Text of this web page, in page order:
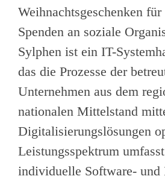
Weihnachtsgeschenken
Spenden an soziale
Sylphen ist ein IT-
das die Prozesse der
Unternehmen aus dem
nationalen Mittelstand
Digitalisierungslösungen
Leistungsspektrum
individuelle Software- und